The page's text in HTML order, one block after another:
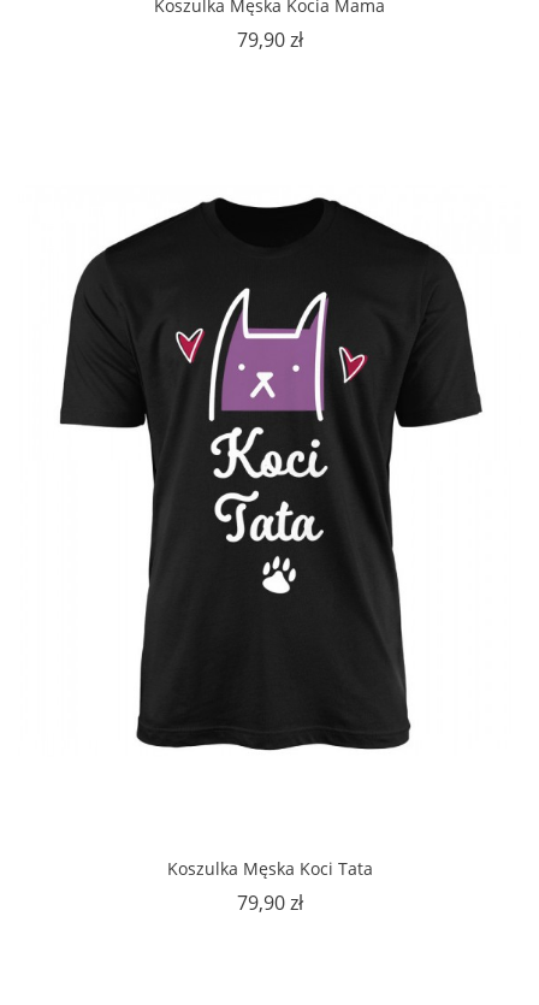
Koszulka Męska Kocia Mama
79,90 złCena
Koszulka Męska Koci Tata
79,90 złCena